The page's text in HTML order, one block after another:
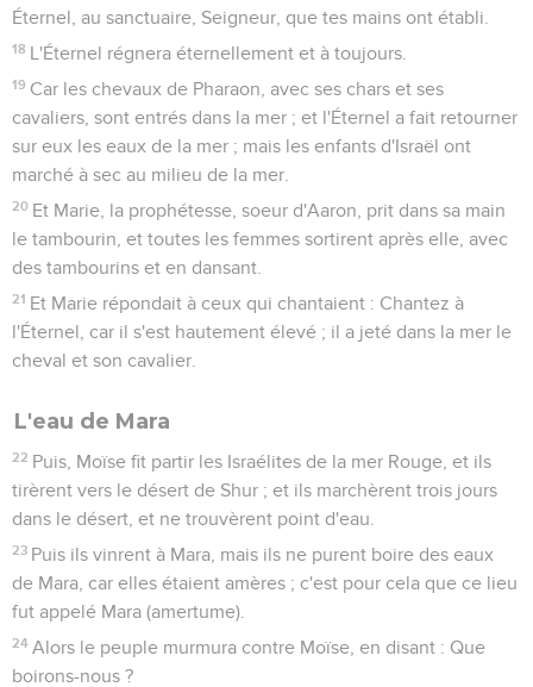
Éternel, au sanctuaire, Seigneur, que tes mains ont établi.
18 L'Éternel régnera éternellement et à toujours.
19 Car les chevaux de Pharaon, avec ses chars et ses
cavaliers, sont entrés dans la mer ; et l'Éternel a fait retourner
sur eux les eaux de la mer ; mais les enfants d'Israël ont
marché à sec au milieu de la mer.
20 Et Marie, la prophétesse, soeur d'Aaron, prit dans sa main
le tambourin, et toutes les femmes sortirent après elle, avec
des tambourins et en dansant.
21 Et Marie répondait à ceux qui chantaient : Chantez à
l'Éternel, car il s'est hautement élevé ; il a jeté dans la mer le
cheval et son cavalier.
L'eau de Mara
22 Puis, Moïse fit partir les Israélites de la mer Rouge, et ils
tirèrent vers le désert de Shur ; et ils marchèrent trois jours
dans le désert, et ne trouvèrent point d'eau.
23 Puis ils vinrent à Mara, mais ils ne purent boire des eaux
de Mara, car elles étaient amères ; c'est pour cela que ce lieu
fut appelé Mara (amertume).
24 Alors le peuple murmura contre Moïse, en disant : Que
boirons-nous ?